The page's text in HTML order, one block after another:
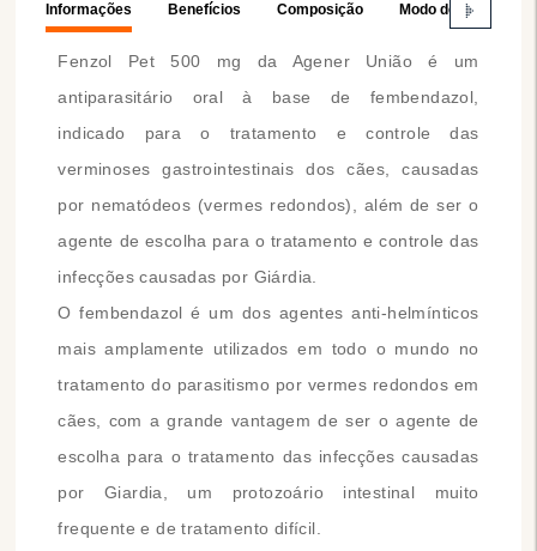
Informações Benefícios Composição Modo de Usar
Fenzol Pet 500 mg da Agener União é um
antiparasitário oral à base de fembendazol,
indicado para o tratamento e controle das
verminoses gastrointestinais dos cães, causadas
por nematódeos (vermes redondos), além de ser o
agente de escolha para o tratamento e controle das
infecções causadas por Giárdia.
O fembendazol é um dos agentes anti-helmínticos
mais amplamente utilizados em todo o mundo no
tratamento do parasitismo por vermes redondos em
cães, com a grande vantagem de ser o agente de
escolha para o tratamento das infecções causadas
por Giardia, um protozoário intestinal muito
frequente e de tratamento difícil.